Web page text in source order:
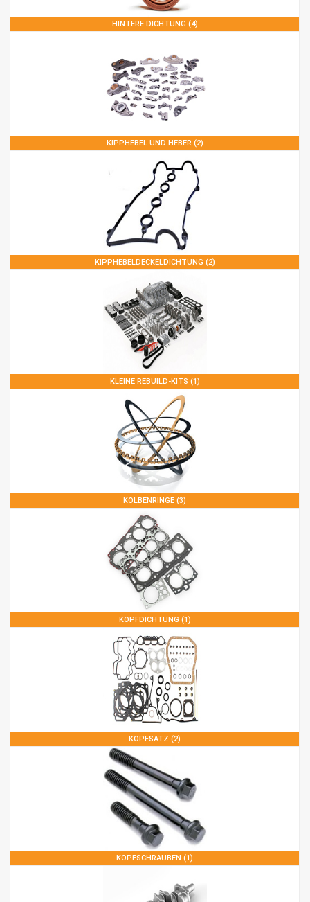
HINTERE DICHTUNG (4)
KIPPHEBEL UND HEBER (2)
KIPPHEBELDECKELDICHTUNG (2)
KLEINE REBUILD-KITS (1)
KOLBENRINGE (3)
KOPFDICHTUNG (1)
KOPFSATZ (2)
KOPFSCHRAUBEN (1)